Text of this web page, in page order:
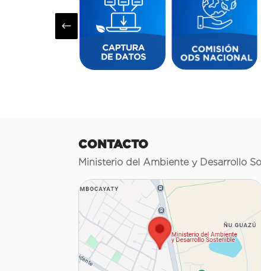
#
CONTACTO
Ministerio del Ambiente y Desarrollo